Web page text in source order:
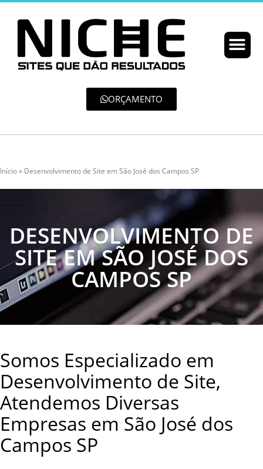
ORÇAMENTO
Início» Desenvolvimento de Site em São José dos Campos SP
DESENVOLVIMENTO DE
SITE EM SÃO JOSÉ DOS
CAMPOS SP
Somos Especializado em
Desenvolvimento de Site,
Atendemos Diversas
Empresas em São José dos
Campos SP